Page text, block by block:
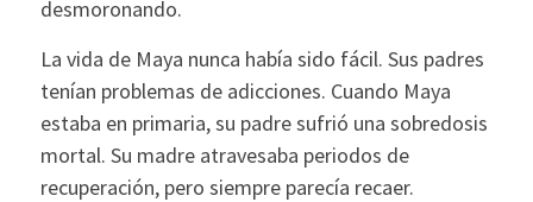
desmoronando.
La vida de Maya nunca había sido fácil. Sus padres
tenían problemas de adicciones. Cuando Maya
estaba en primaria, su padre sufrió una sobredosis
mortal. Su madre atravesaba periodos de
recuperación, pero siempre parecía recaer.